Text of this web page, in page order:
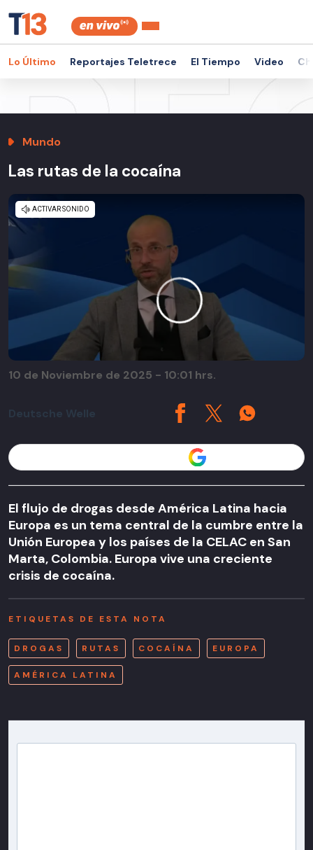
Lo Último Reportajes Teletrece El Tiempo Video
Mundo
Las rutas de la cocaína
Deutsche Welle
10 de Noviembre de 2025 - 10:01 hrs.
El flujo de drogas desde América Latina hacia
Europa es un tema central de la cumbre entre la
Unión Europea y los países de la CELAC en San
Marta, Colombia. Europa vive una creciente
crisis de cocaína.
ETIQUETAS DE ESTA NOTA
DROGAS RUTAS COCAÍNA EUROPA
AMÉRICA LATINA